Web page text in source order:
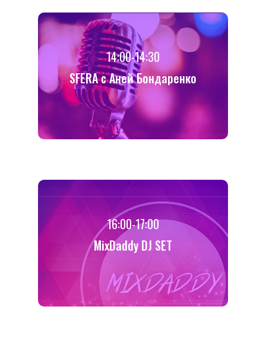
14:00-14:30
SFERA с Аней Бондаренко
16:00-17:00
MixDaddy DJ SET